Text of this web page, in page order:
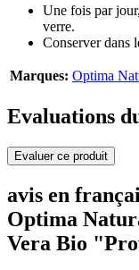
Une fois par
verre.
Conserver dans
Marques: Optima
Evaluations
Evaluer ce produit
avis en
Optima
Vera Bio